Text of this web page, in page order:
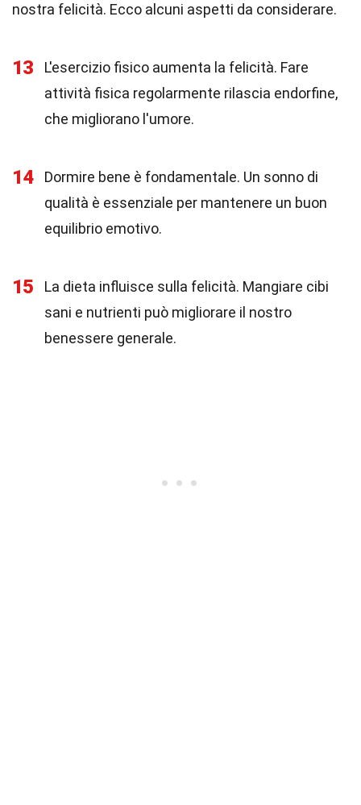
nostra felicità. Ecco alcuni aspetti da considerare.
13
L'esercizio fisico aumenta la felicità. Fare
attività fisica regolarmente rilascia endorfine,
che migliorano l'umore.
14
Dormire bene è fondamentale. Un sonno di
qualità è essenziale per mantenere un buon
equilibrio emotivo.
15
La dieta influisce sulla felicità. Mangiare cibi
sani e nutrienti può migliorare il nostro
benessere generale.